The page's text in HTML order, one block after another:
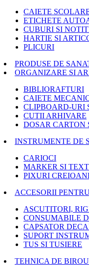
CAIETE
ETICHETE
CUBURI SI
HARTIE SI
PLICURI
PRODUSE DE
ORGANIZARE SI
BIBLIORAFTURI
CAIETE
CLIPBOARD-URI
CUTII ARHIVARE
DOSAR CARTON
INSTRUMENTE DE
CARIOCI
MARKER SI
PIXURI
ACCESORII
ASCUTITORI,
CONSUMABILE
CAPSATOR
SUPORT
TUS SI TUSIERE
TEHNICA DE BIROU